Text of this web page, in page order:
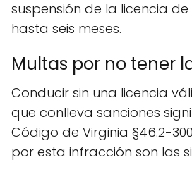
suspensión de la licencia
hasta seis meses.
Multas por no tener
Conducir sin una licencia
que conlleva sanciones
Código de Virginia §46.2-
por esta infracción son las